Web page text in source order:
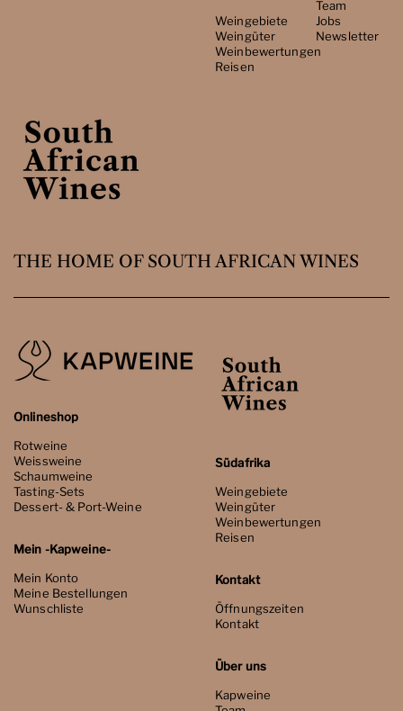
Weingebiete
Weingüter
Weinbewertungen
Reisen
Team
Jobs
Newsletter
THE HOME OF SOUTH AFRICAN WINES
Onlineshop
Rotweine
Weissweine
Schaumweine
Tasting-Sets
Dessert- & Port-Weine
Mein -Kapweine-
Mein Konto
Meine Bestellungen
Wunschliste
Südafrika
Weingebiete
Weingüter
Weinbewertungen
Reisen
Kontakt
Öffnungszeiten
Kontakt
Über uns
Kapweine